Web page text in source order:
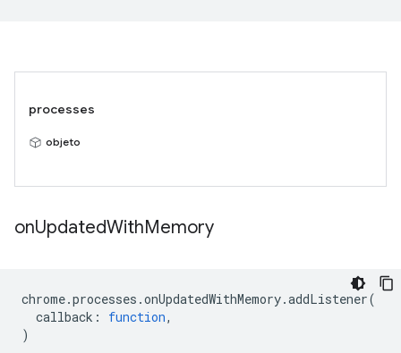
processes
objeto
onUpdatedWithMemory
chrome.processes .onUpdatedWithMemory.addListener(
callback : function,
)